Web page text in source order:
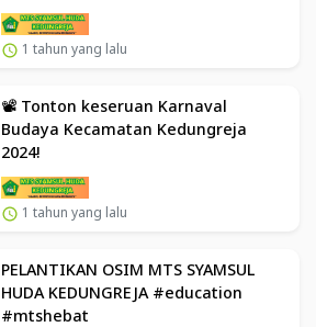
1 tahun yang lalu
📽️ Tonton keseruan Karnaval
Budaya Kecamatan Kedungreja
2024!
1 tahun yang lalu
PELANTIKAN OSIM MTS SYAMSUL
HUDA KEDUNGREJA #education
#mtshebat